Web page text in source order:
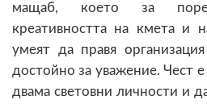
мащаб, което за
креативността на кмета и
умеят да правя
достойно за уважение. Чест
двама световни личности и